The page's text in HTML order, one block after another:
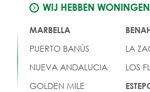
WIJ HEBBEN
MARBELLA
PUERTO BANÚS
NUEVA ANDALUCIA
GOLDEN MILE
LA
LOS